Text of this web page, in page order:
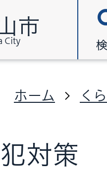
市
City
ホーム く
対策